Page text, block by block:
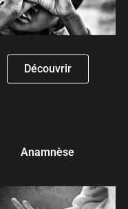
Découvrir
Anamnèse